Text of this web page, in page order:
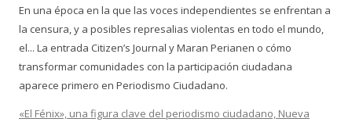
En una época en la que las voces independientes se enfrentan a
la censura, y a posibles represalias violentas en todo el mundo,
el... La entrada Citizen’s Journal y Maran Perianen o cómo
transformar comunidades con la participación ciudadana
aparece primero en Periodismo Ciudadano.
«El Fénix», una figura clave del periodismo ciudadano, Nueva